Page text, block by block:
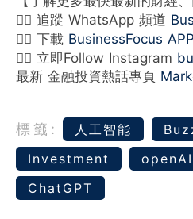
👉🏻 追蹤 WhatsApp 頻道
👉🏻 下載 BusinessFocus APP
👉🏻 立即Follow Instagram
最新 金融投資熱話專頁
標籤: 人工智能
Investment
openAI
ChatGPT